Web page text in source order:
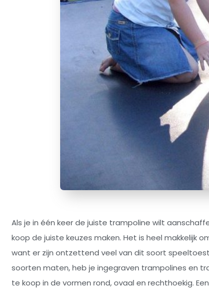
Als je in één keer de juiste trampoline wilt
koop de juiste keuzes maken. Het is heel makkelijk
want er zijn ontzettend veel van dit soort
soorten maten, heb je ingegraven trampolines en
te koop in de vormen rond, ovaal en rechthoekig.